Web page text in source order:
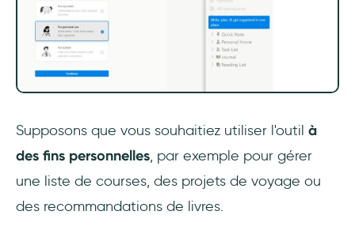
Supposons que vous souhaitiez utiliser l'outil à
des fins personnelles, par exemple pour gérer
une liste de courses, des projets de voyage ou
des recommandations de livres.